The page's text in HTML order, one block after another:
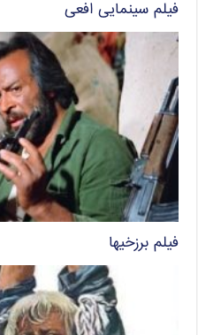
فیلم سینمایی افعی
فیلم برزخیها